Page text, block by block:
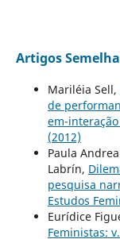
Artigos
Mariléia Sell,
de
em-interação
(2012)
Paula
Labrín,
pesquisa
Estudos
Eurídice
Feministas: